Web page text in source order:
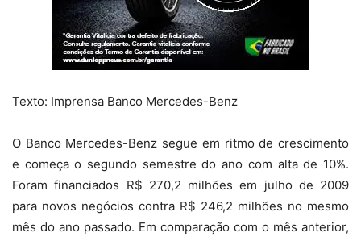
Texto: Imprensa Banco Mercedes-Benz
O Banco Mercedes-Benz segue em ritmo de crescimento
e começa o segundo semestre do ano com alta de 10%.
Foram financiados R$ 270,2 milhões em julho de 2009
para novos negócios contra R$ 246,2 milhões no mesmo
mês do ano passado. Em comparação com o mês anterior,